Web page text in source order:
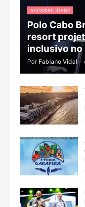
ACESSIBILIDADE
Polo Cabo
resort
inclusivo no
Por Fabiano Vidal -